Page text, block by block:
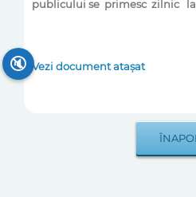
publicului se primesc zilnic la
Vezi document atașat
🔇